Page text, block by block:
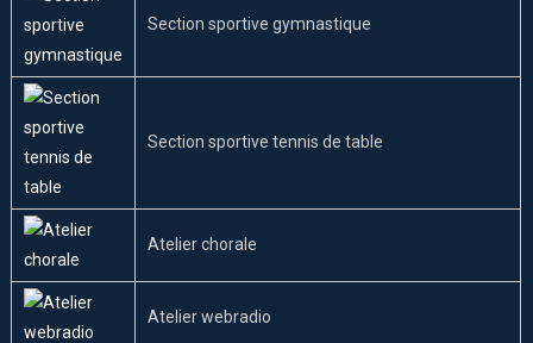
Section sportive gymnastique
Section sportive tennis de table
Atelier chorale
Atelier webradio